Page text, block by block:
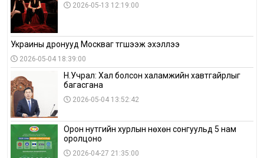
2026-05-13 12:19:00
Украины дронууд Москваг түгшээж эхэллээ
2026-05-04 18:39:00
Н.Учрал: Хал болсон халамжийн хавтгайрлыг
багасгана
2026-05-04 13:52:42
Орон нутгийн хурлын нөхөн сонгуульд 5 нам
оролцоно
2026-04-27 21:35:00